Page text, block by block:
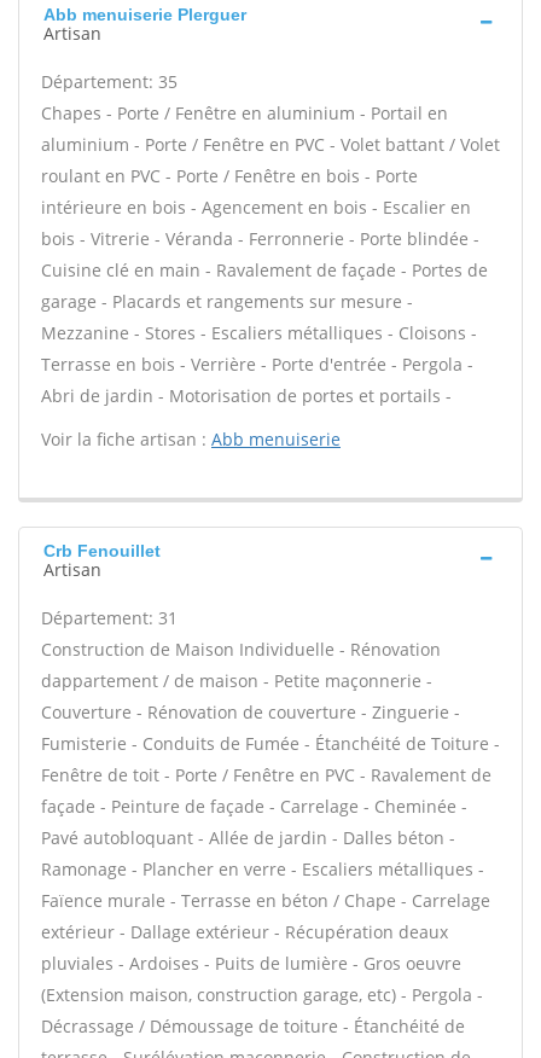
Abb menuiserie Plerguer
Artisan
Département: 35
Chapes - Porte / Fenêtre en aluminium - Portail en
aluminium - Porte / Fenêtre en PVC - Volet battant / Volet
roulant en PVC - Porte / Fenêtre en bois - Porte
intérieure en bois - Agencement en bois - Escalier en
bois - Vitrerie - Véranda - Ferronnerie - Porte blindée -
Cuisine clé en main - Ravalement de façade - Portes de
garage - Placards et rangements sur mesure -
Mezzanine - Stores - Escaliers métalliques - Cloisons -
Terrasse en bois - Verrière - Porte d'entrée - Pergola -
Abri de jardin - Motorisation de portes et portails -
Voir la fiche artisan : Abb menuiserie
Crb Fenouillet
Artisan
Département: 31
Construction de Maison Individuelle - Rénovation
dappartement / de maison - Petite maçonnerie -
Couverture - Rénovation de couverture - Zinguerie -
Fumisterie - Conduits de Fumée - Étanchéité de Toiture -
Fenêtre de toit - Porte / Fenêtre en PVC - Ravalement de
façade - Peinture de façade - Carrelage - Cheminée -
Pavé autobloquant - Allée de jardin - Dalles béton -
Ramonage - Plancher en verre - Escaliers métalliques -
Faïence murale - Terrasse en béton / Chape - Carrelage
extérieur - Dallage extérieur - Récupération deaux
pluviales - Ardoises - Puits de lumière - Gros oeuvre
(Extension maison, construction garage, etc) - Pergola -
Décrassage / Démoussage de toiture - Étanchéité de